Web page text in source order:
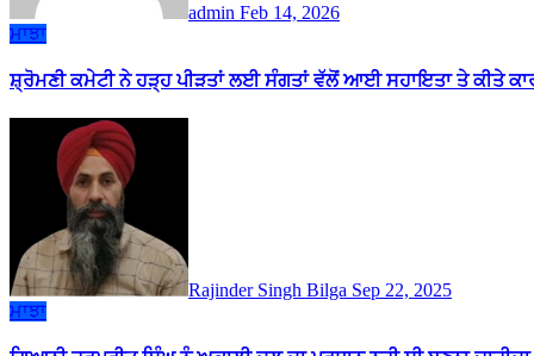
admin Feb 14, 2026
ਮਾਝਾ
ਸ਼੍ਰੋਮਣੀ ਕਮੇਟੀ ਨੇ ਹੜ੍ਹ ਪੀੜਤਾਂ ਲਈ ਸੰਗਤਾਂ ਵੱਲੋਂ ਆਈ ਸਹਾਇਤਾ ਤੇ ਕੀਤੇ
Rajinder Singh Bilga Sep 22, 2025
ਮਾਝਾ